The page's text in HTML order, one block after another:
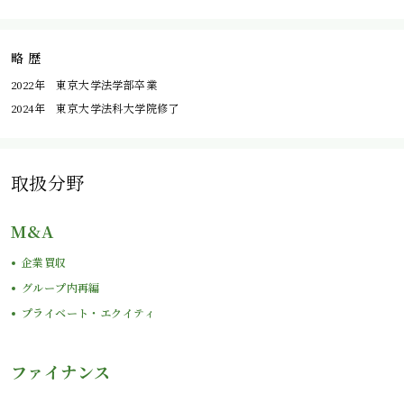
略 歴
2022年 東京大学法学部卒業
2024年 東京大学法科大学院修了
取扱分野
M&A
企業買収
グループ内再編
プライベート・エクイティ
ファイナンス